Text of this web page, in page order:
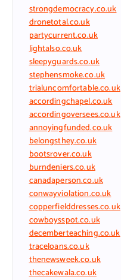
strongdemocracy.co.uk
dronetotal.co.uk
partycurrent.co.uk
lightalso.co.uk
sleepyguards.co.uk
stephensmoke.co.uk
trialuncomfortable.co.uk
accordingchapel.co.uk
accordingoversees.co.uk
annoyingfunded.co.uk
belongsthey.co.uk
bootsrover.co.uk
burndeniers.co.uk
canadaperson.co.uk
conwayviolation.co.uk
copperfielddresses.co.uk
cowboysspot.co.uk
decemberteaching.co.uk
traceloans.co.uk
thenewsweek.co.uk
thecakewala.co.uk